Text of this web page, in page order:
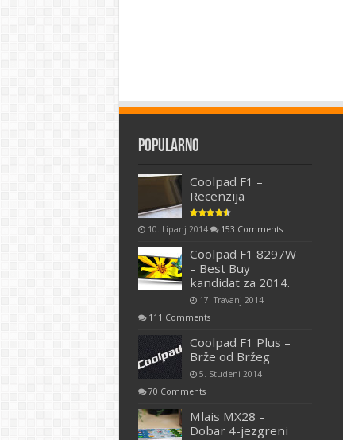
Popularno
Coolpad F1 –
Recenzija
10. Lipanj 2014 153 Comments
Coolpad F1 8297W
– Best Buy
kandidat za 2014.
17. Travanj 2014
111 Comments
Coolpad F1 Plus –
Brže od Bržeg
5. Studeni 2014
70 Comments
Mlais MX28 –
Dobar 4-jezgreni